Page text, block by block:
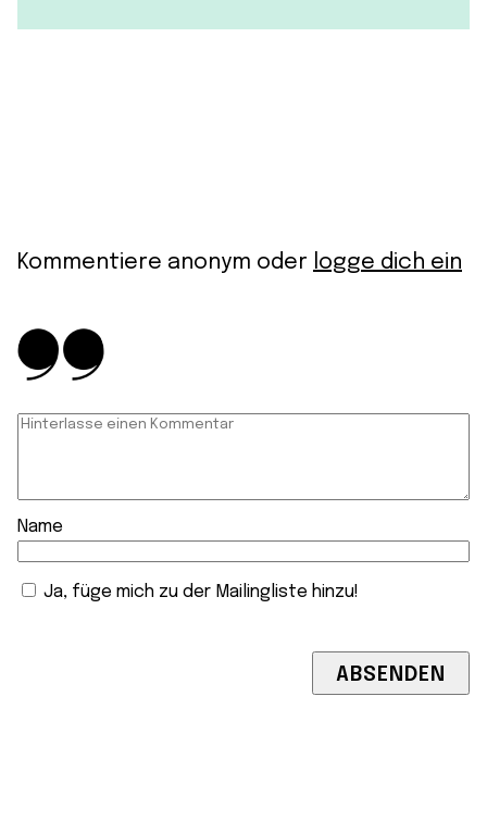
Kommentiere anonym oder logge dich ein
Name
Ja, füge mich zu der Mailingliste hinzu!